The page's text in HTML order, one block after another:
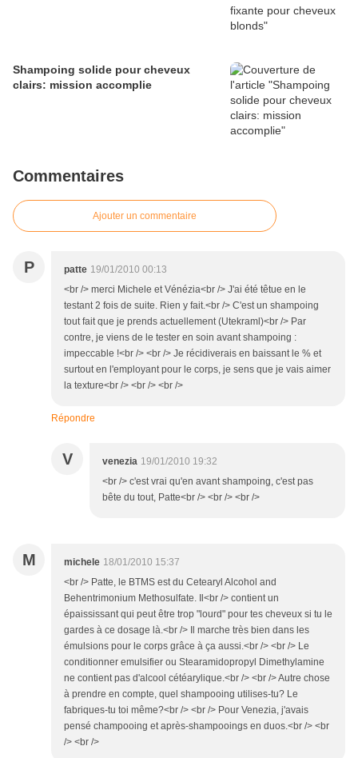
Shampoing solide pour cheveux
clairs: mission accomplie
Commentaires
Ajouter un commentaire
P patte 19/01/2010 00:13
<br /> merci Michele et Vénézia<br /> J'ai été têtue en le
testant 2 fois de suite. Rien y fait.<br /> C'est un shampoing
tout fait que je prends actuellement (Utekraml)<br /> Par
contre, je viens de le tester en soin avant shampoing :
impeccable !<br /> <br /> Je récidiverais en baissant le % et
surtout en l'employant pour le corps, je sens que je vais aimer
la texture<br /> <br /> <br />
Répondre
V venezia 19/01/2010 19:32
<br /> c'est vrai qu'en avant shampoing, c'est pas
bête du tout, Patte<br /> <br /> <br />
M michele 18/01/2010 15:37
<br /> Patte, le BTMS est du Cetearyl Alcohol and
Behentrimonium Methosulfate. Il<br /> contient un
épaississant qui peut être trop "lourd" pour tes cheveux si tu le
gardes à ce dosage là.<br /> Il marche très bien dans les
émulsions pour le corps grâce à ça aussi.<br /> <br /> Le
conditionner emulsifier ou Stearamidopropyl Dimethylamine
ne contient pas d'alcool cétéarylique.<br /> <br /> Autre chose
à prendre en compte, quel shampooing utilises-tu? Le
fabriques-tu toi même?<br /> <br /> Pour Venezia, j'avais
pensé champooing et après-shampooings en duos.<br /> <br
/> <br />